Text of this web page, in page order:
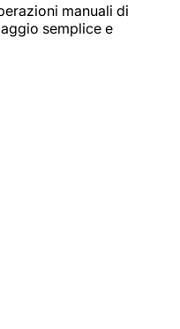
manuali di
semplice e